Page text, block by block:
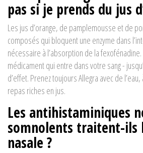
pas si je prends du jus
Les jus d’orange, de pamplemousse et de
composés qui bloquent une enzyme dans
nécessaire à l’absorption de la
médicament qui entre dans votre sang -
d’effet. Prenez toujours Allegra avec de
repas riches en jus.
Les antihistaminiques
somnolents traitent-ils
nasale ?